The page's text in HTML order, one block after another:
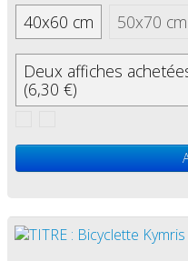
40x60 cm 50x70 cm
Deux affiches
(6,30 €)